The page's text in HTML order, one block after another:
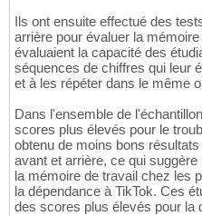
Ils ont ensuite effectué des
arrière pour évaluer la
évaluaient la capacité des
séquences de chiffres qui leur
et à les répéter dans le même
Dans l'ensemble de
scores plus élevés pour le
obtenu de moins bons
avant et arrière, ce qui
la mémoire de travail chez les
la dépendance à TikTok. Ces
des scores plus élevés pour la